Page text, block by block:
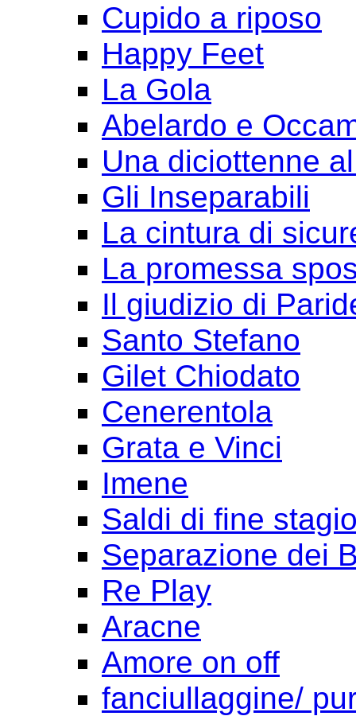
Cupido a riposo
Happy Feet
La Gola
Abelardo e
Una diciottenne
Gli Inseparabili
La cintura di
La promessa
Il giudizio di
Santo Stefano
Gilet Chiodato
Cenerentola
Grata e Vinci
Imene
Saldi di fine
Separazione dei
Re Play
Aracne
Amore on off
fanciullaggine/